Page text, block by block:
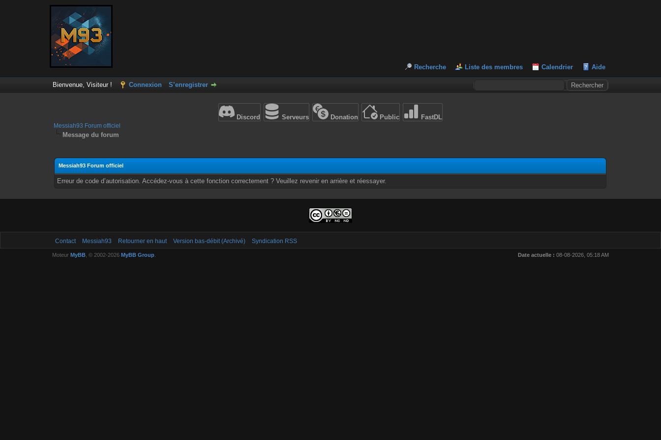
Recherche Liste des membres Calendrier Aide
Bienvenue, Visiteur ! Connexion S’enregistrer
Discord Serveurs Donation Public FastDL
Messiah93 Forum officiel
Message du forum
Messiah93 Forum officiel
Erreur de code d’autorisation. Accédez-vous à cette fonction correctement ? Veuillez revenir en arrière et réessayer.
Contact Messiah93 Retourner en haut Version bas-débit (Archivé) Syndication RSS
Date actuelle : 08-08-2026, 05:18 AM
Moteur MyBB, © 2002-2026 MyBB Group.